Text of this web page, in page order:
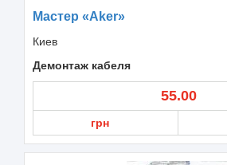
Мастер «Aker»
Киев
Демонтаж кабеля
55.00
грн